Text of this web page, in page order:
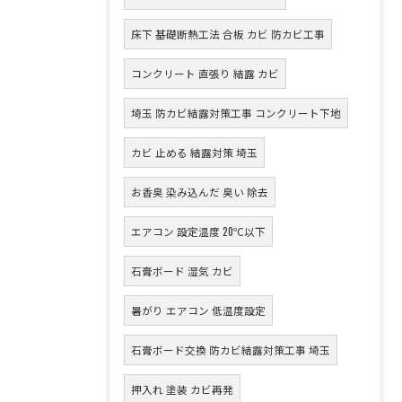
床下 基礎断熱工法 合板 カビ 防カビ工事
コンクリート 直張り 結露 カビ
埼玉 防カビ結露対策工事 コンクリート下地
カビ 止める 結露対策 埼玉
お香臭 染み込んだ 臭い 除去
エアコン 設定温度 20℃以下
石膏ボード 湿気 カビ
暑がり エアコン 低温度設定
石膏ボード交換 防カビ結露対策工事 埼玉
押入れ 塗装 カビ再発